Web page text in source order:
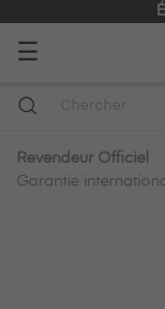
Basculer
navigation
☰
Revendeur Officiel
Garantie